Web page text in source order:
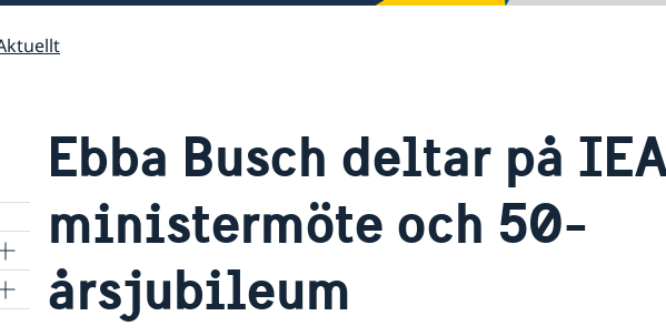
Ebba Busch deltar på
ministermöte och 50-
årsjubileum